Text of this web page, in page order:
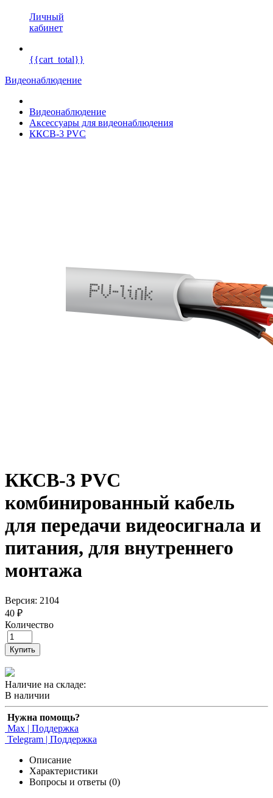
Личный
кабинет
{{cart_total}}
Видеонаблюдение
Видеонаблюдение
Аксессуары для видеонаблюдения
ККСВ-3 PVC
ККСВ-3 PVC
комбинированный кабель
для передачи видеосигнала и
питания, для внутреннего
монтажа
Версия: 2104
40 ₽
Количество
Купить
Наличие на складе:
В наличии
Нужна помощь?
Max | Поддержка
Telegram | Поддержка
Описание
Характеристики
Вопросы и ответы (0)